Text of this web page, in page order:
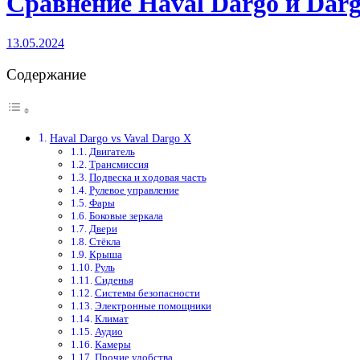
13.05.2024
Содержание
Haval Dargo vs Vaval Dargo X
Двигатель
Трансмиссия
Подвеска и ходовая часть
Рулевое управление
Фары
Боковые зеркала
Двери
Стёкла
Крыша
Руль
Сиденья
Системы безопасности
Электронные помощники
Климат
Аудио
Камеры
Прочие удобства